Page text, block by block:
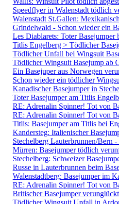
Speedflyer in Walenstadt tödlich
Walenstadt St.Gallen:
Grindelwald - Schon wieder ein
Les Diablarets: Toter
Titlis Engelberg > Tödlicher
Tödlicher Unfall bei Wingsuit
Tödlicher Wingsuit Basejump ab
Ein Basejuper aus Norwegen
Schon wieder ein tödlicher
Kanadischer Basejumper in
Toter Basejumper am Titlis
RE: Adrenalin Spinner! Tot von
RE: Adrenalin Spinner! Tot von
Titlis: Basejumper am Titlis bei
Kandersteg: Italienischer
Stechelberg Lauterbrunnen/Bern
Mürren: Basejumper tödlich
Stechelberg: Schweizer
Russe in Lauterbrunnen beim
Walenstadtberg: Basejumper im
RE: Adrenalin Spinner! Tot von
Britischer Basejumper
Tödlicher Wingsuit Unfall in